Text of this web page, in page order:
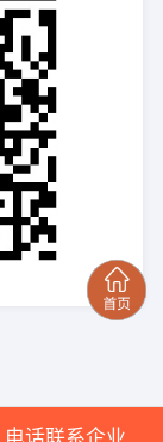
电话联系企业